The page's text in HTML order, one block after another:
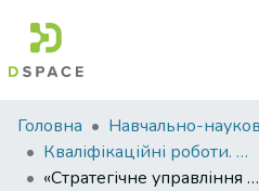
Фонди
та
зібрання
Головна
Кваліфікаційні роботи. ННІ економіки, управління, права та ІТ
«Стратегічне управління конкурентоспроможністю підприємства» (на матеріалах ТОВ «Бурат-Агро» Решетилівського району)